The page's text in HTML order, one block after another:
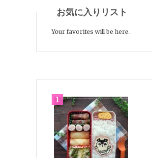
お気に入りリスト
Your favorites will be here.